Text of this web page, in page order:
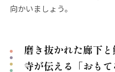
向かいましょう。
磨き抜かれた廊下
寺が伝える「おもて